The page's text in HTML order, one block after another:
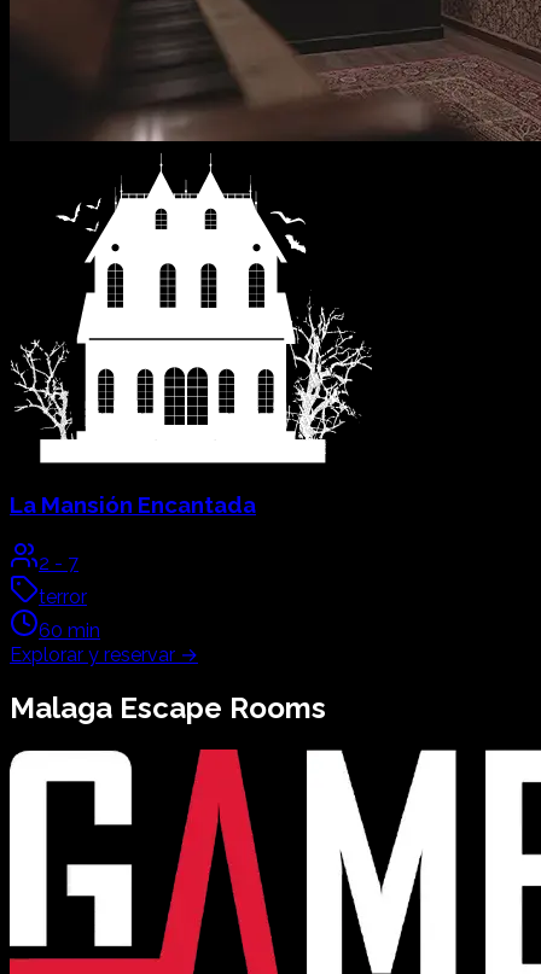
La Mansión Encantada
2 - 7
terror
60 min
Explorar y reservar →
Malaga Escape Rooms